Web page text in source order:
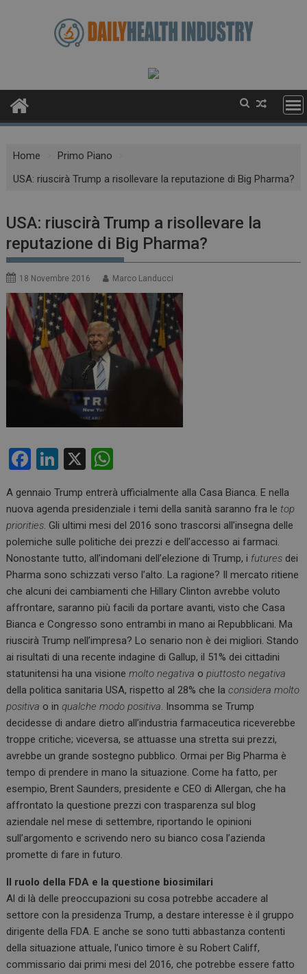
Home
Primo Piano
USA: riuscirà Trump a risollevare la reputazione di Big Pharma?
USA: riuscirà Trump a risollevare la
reputazione di Big Pharma?
18 Novembre 2016 Marco Landucci
F
ce
b
o
o
k
Li
ke
dI
n
X
at
s
A
p
p
A gennaio Trump entrerà ufficialmente alla Casa Bianca. E nella
nuova agenda presidenziale i temi della sanità saranno fra le top
priorities. Gli ultimi mesi del 2016 sono trascorsi all’insegna delle
polemiche sulle politiche dei prezzi e dell’accesso ai farmaci.
Nonostante tutto, all’indomani dell’elezione di Trump, i futures dei
Pharma sono schizzati verso l’alto. La ragione? Il mercato ritiene
che alcuni dei cambiamenti che Hillary Clinton avrebbe voluto
affrontare, saranno più facili da portare avanti, visto che Casa
Bianca e Congresso sono entrambi in mano ai Repubblicani. Ma
riuscirà Trump nell’impresa? Lo senario non è dei migliori. Stando
ai risultati di una recente indagine di Gallup, il 51% dei cittadini
statunitensi ha una visionemolto negativa opiuttosto negativa
della politica sanitaria USA, rispetto al 28% che laconsidera molto
positiva o inqualche modo positiva. Insomma se Trump
decidesse di andare dietro all’industria farmaceutica riceverebbe
troppe critiche; viceversa, se attuasse una stretta sui prezzi,
avrebbe un grande sostegno pubblico. Ormai per Big Pharma è
tempo di prendere in mano la situazione. Come ha fatto, per
esempio, Brent Saunders, presidente e CEO di Allergan, che ha
affrontato la questione prezzi con trasparenza sul blog
aziendale nel mese di settembre, riportando le opinioni
sull’argomento e scrivendo nero su bianco cosa l’azienda
promette di fare in futuro.
Il ruolo della FDA e la questione biosimilari
Al di là delle preoccupazioni su cosa potrebbe accadere al
settore con la presidenza Trump, a destare interesse è il gruppo
dirigente della FDA. E anche se sono tutti abbastanza contenti
della situazione attuale, l’unico timore è su Robert Califf,
commissario dai primi mesi del 2016, che potrebbe essere fatto